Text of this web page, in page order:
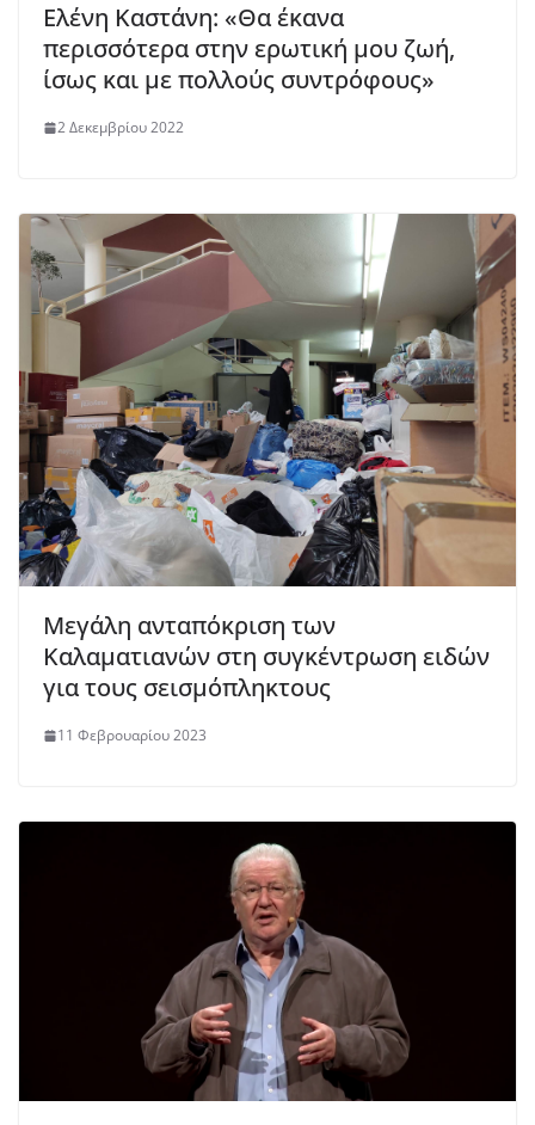
Ελένη Καστάνη: «Θα έκανα
περισσότερα στην ερωτική μου ζωή,
ίσως και με πολλούς συντρόφους»
2 Δεκεμβρίου 2022
Μεγάλη ανταπόκριση των
Καλαματιανών στη συγκέντρωση ειδών
για τους σεισμόπληκτους
11 Φεβρουαρίου 2023